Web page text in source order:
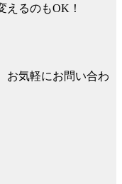
えるのもOK！
お気軽にお問い合わ